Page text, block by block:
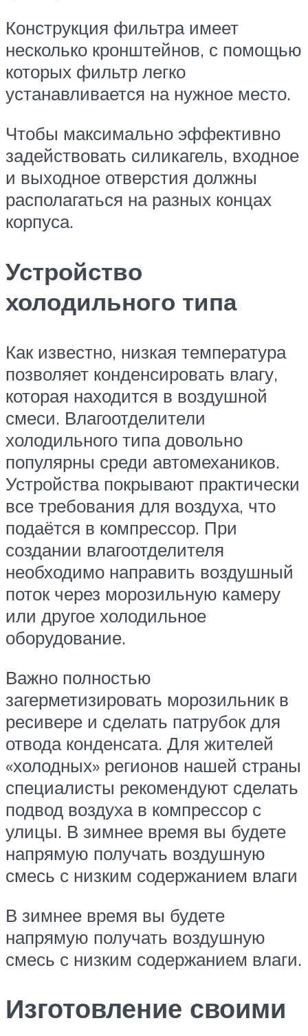
Конструкция фильтра имеет
несколько кронштейнов, с помощью
которых фильтр легко
устанавливается на нужное место.
Чтобы максимально эффективно
задействовать силикагель, входное
и выходное отверстия должны
располагаться на разных концах
корпуса.
Устройство
холодильного типа
Как известно, низкая температура
позволяет конденсировать влагу,
которая находится в воздушной
смеси. Влагоотделители
холодильного типа довольно
популярны среди автомехаников.
Устройства покрывают практически
все требования для воздуха, что
подаётся в компрессор. При
создании влагоотделителя
необходимо направить воздушный
поток через морозильную камеру
или другое холодильное
оборудование.
Важно полностью
загерметизировать морозильник в
ресивере и сделать патрубок для
отвода конденсата. Для жителей
«холодных» регионов нашей страны
специалисты рекомендуют сделать
подвод воздуха в компрессор с
улицы. В зимнее время вы будете
напрямую получать воздушную
смесь с низким содержанием влаги
В зимнее время вы будете
напрямую получать воздушную
смесь с низким содержанием влаги.
Изготовление своими